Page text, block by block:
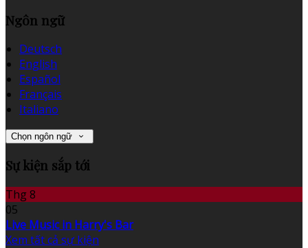
Ngôn ngữ
Deutsch
English
Español
Français
Italiano
Chọn ngôn ngữ
Sự kiện sắp tới
Thg 8
05
Live Music in Harry's Bar
Xem tất cả sự kiện